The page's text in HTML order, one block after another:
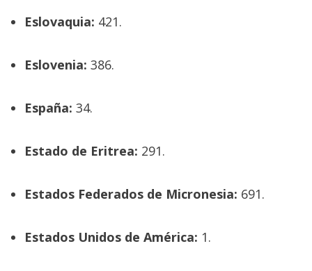
Eslovaquia: 421.
Eslovenia: 386.
España: 34.
Estado de Eritrea: 291.
Estados Federados de Micronesia: 691.
Estados Unidos de América: 1.